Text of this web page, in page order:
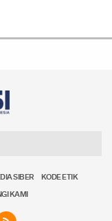
SIBER KODE ETIK
KAMI